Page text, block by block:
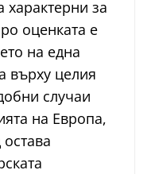
характерни за
оценката е
на една
върху целия
случаи
на Европа,